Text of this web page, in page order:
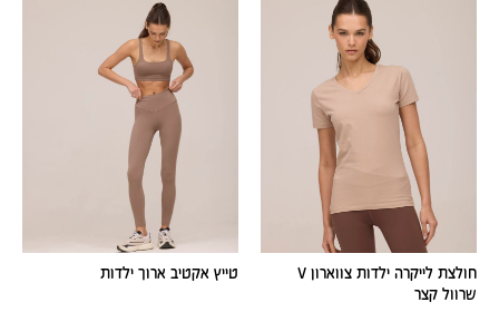
חולצת לייקרה ילדות צווארון V
שרוול קצר
טייץ אקטיב ארוך ילדות